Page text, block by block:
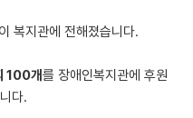
복지관에 전해졌습니다.
100개를 장애인복지관에 후원
다.